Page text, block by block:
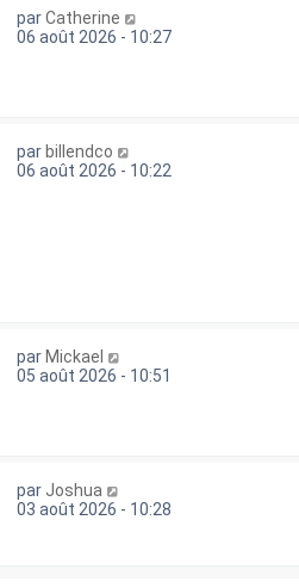
parCatherine
06 août 2026 - 10:27
par billendco
06 août 2026 - 10:22
par Mickael
05 août 2026 - 10:51
par Joshua
03 août 2026 - 10:28